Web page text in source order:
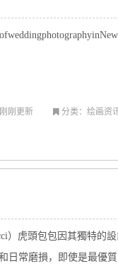
刚更新 分类：绘画资
）虎頭包包因其獨特的
日常磨損，即使是最優